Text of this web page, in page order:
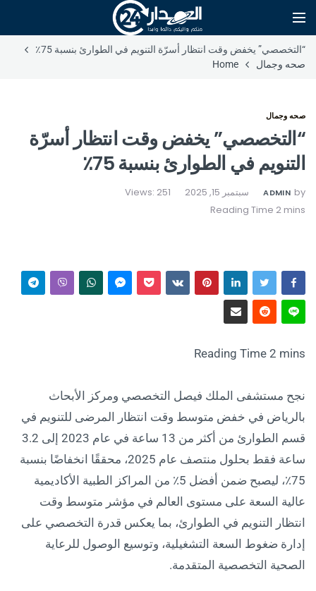
“التخصصي” يخفض وقت انتظار أسرّة التنويم في الطوارئ بنسبة 75٪
صحه وجمال
Home
صحه وجمال
“التخصصي” يخفض وقت انتظار أسرّة
التنويم في الطوارئ بنسبة 75٪
by
ADMIN سبتمبر 15, 2025 Views: 251
نجح مستشفى الملك فيصل التخصصي ومركز الأبحاث
بالرياض في خفض متوسط وقت انتظار المرضى للتنويم في
قسم الطوارئ من أكثر من 13 ساعة في عام 2023 إلى 3.2
ساعة فقط بحلول منتصف عام 2025، محققًا انخفاضًا بنسبة
75٪، ليصبح ضمن أفضل 5٪ من المراكز الطبية الأكاديمية
عالية السعة على مستوى العالم في مؤشر متوسط وقت
انتظار التنويم في الطوارئ، بما يعكس قدرة التخصصي على
إدارة ضغوط السعة التشغيلية، وتوسيع الوصول للرعاية
الصحية التخصصية المتقدمة.